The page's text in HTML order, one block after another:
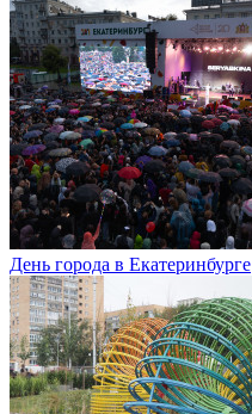
День города в Екатеринбурге